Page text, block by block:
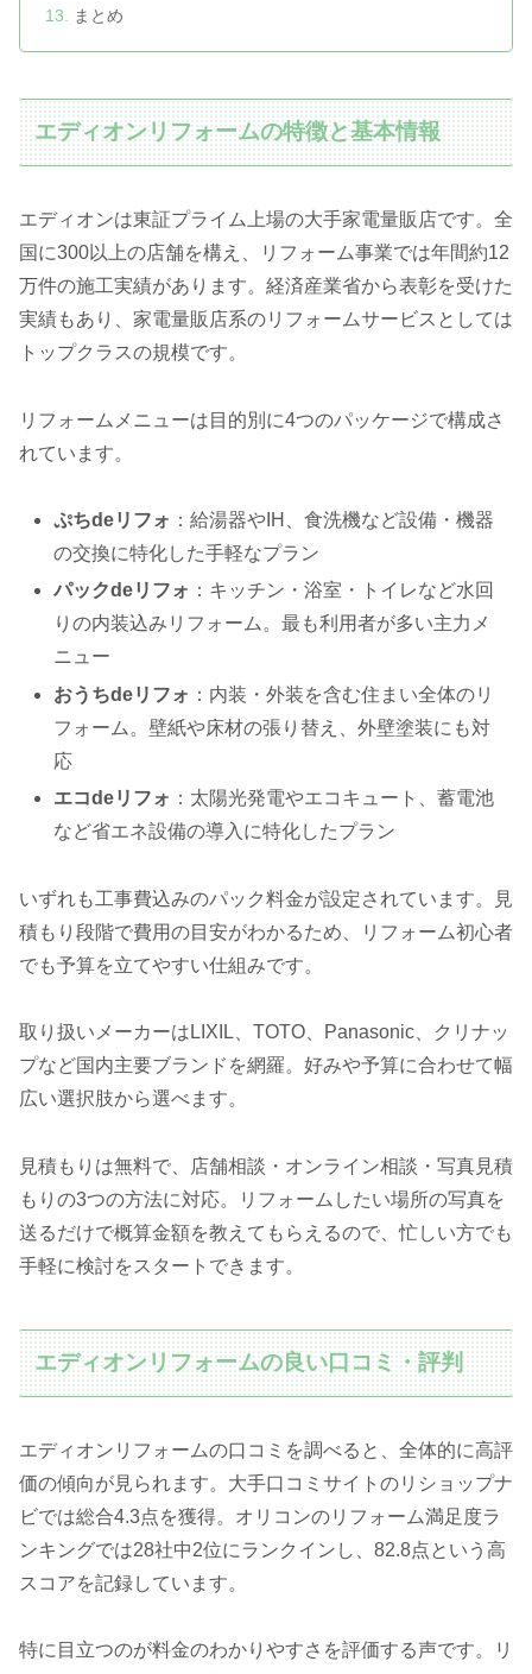
まとめ
エディオンリフォームの特徴と基本情報
エディオンは東証プライム上場の大手家電量販店です。全
国に300以上の店舗を構え、リフォーム事業では年間約12
万件の施工実績があります。経済産業省から表彰を受けた
実績もあり、家電量販店系のリフォームサービスとしては
トップクラスの規模です。
リフォームメニューは目的別に4つのパッケージで構成さ
れています。
ぷちdeリフォ ：給湯器やIH、食洗機など設備・機器
の交換に特化した手軽なプラン
パックdeリフォ ：キッチン・浴室・トイレなど水回
りの内装込みリフォーム。最も利用者が多い主力メ
ニュー
おうちdeリフォ ：内装・外装を含む住まい全体のリ
フォーム。壁紙や床材の張り替え、外壁塗装にも対
応
エコdeリフォ ：太陽光発電やエコキュート、蓄電池
など省エネ設備の導入に特化したプラン
いずれも工事費込みのパック料金が設定されています。見
積もり段階で費用の目安がわかるため、リフォーム初心者
でも予算を立てやすい仕組みです。
取り扱いメーカーはLIXIL、TOTO、Panasonic、クリナッ
プなど国内主要ブランドを網羅。好みや予算に合わせて幅
広い選択肢から選べます。
見積もりは無料で、店舗相談・オンライン相談・写真見積
もりの3つの方法に対応。リフォームしたい場所の写真を
送るだけで概算金額を教えてもらえるので、忙しい方でも
手軽に検討をスタートできます。
エディオンリフォームの良い口コミ・評判
エディオンリフォームの口コミを調べると、全体的に高評
価の傾向が見られます。大手口コミサイトのリショップナ
ビでは総合4.3点を獲得。オリコンのリフォーム満足度ラ
ンキングでは28社中2位にランクインし、82.8点という高
スコアを記録しています。
特に目立つのが料金のわかりやすさを評価する声です。リ